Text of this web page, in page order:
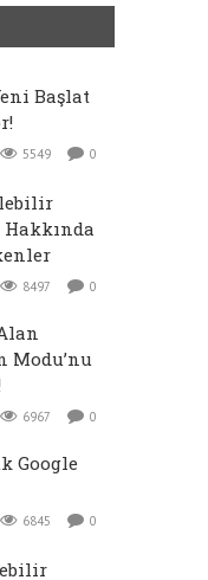
Başlat
5549 0
8497 0
Modu’nu
6967 0
Google
6845 0